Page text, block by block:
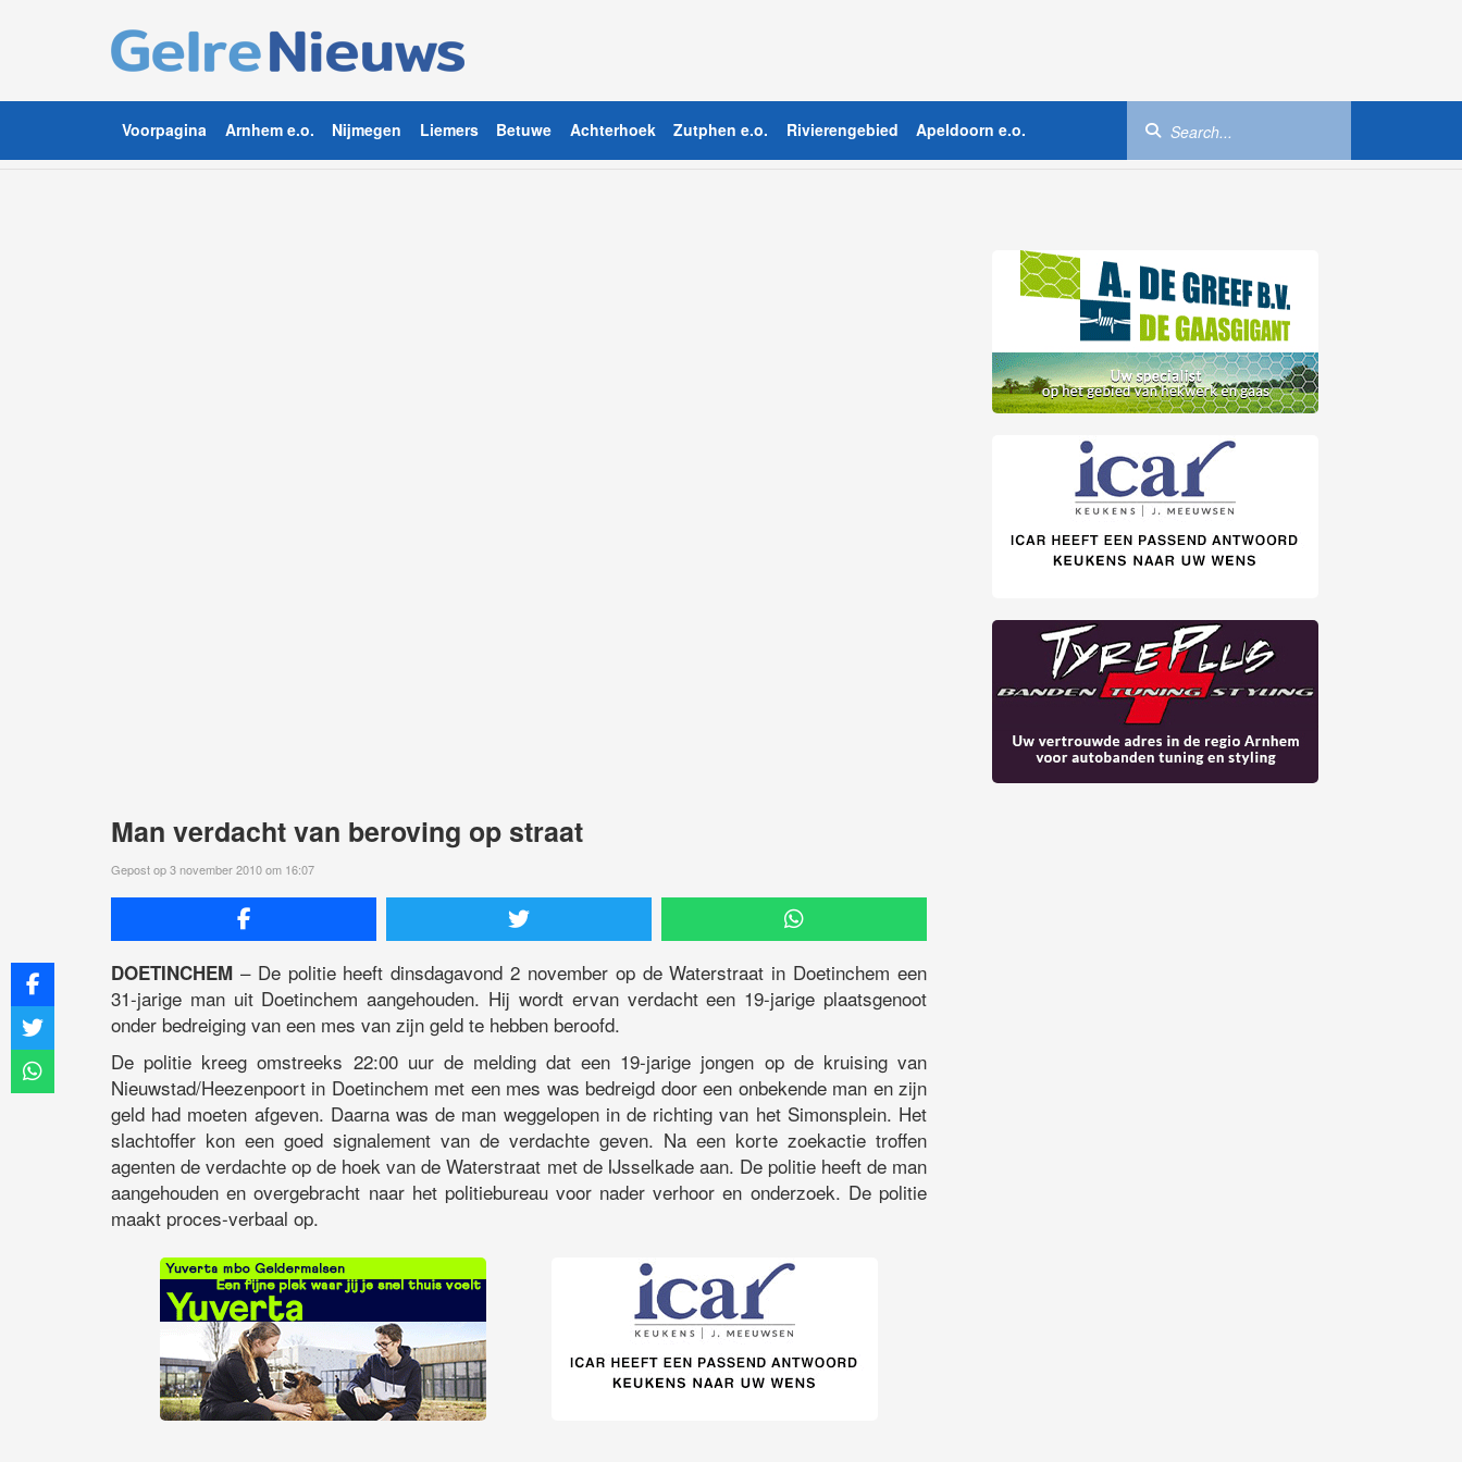
Voorpagina Arnhem e.o. Nijmegen Liemers Betuwe Achterhoek Zutphen e.o. Rivierengebied Apeldoorn e.o.
Man verdacht van beroving op straat
Gepost op 3 november 2010 om 16:07
DOETINCHEM – De politie heeft dinsdagavond 2 november op de Waterstraat in Doetinchem een
31-jarige man uit Doetinchem aangehouden. Hij wordt ervan verdacht een 19-jarige plaatsgenoot
onder bedreiging van een mes van zijn geld te hebben beroofd.
De politie kreeg omstreeks 22:00 uur de melding dat een 19-jarige jongen op de kruising van
Nieuwstad/Heezenpoort in Doetinchem met een mes was bedreigd door een onbekende man en zijn
geld had moeten afgeven. Daarna was de man weggelopen in de richting van het Simonsplein. Het
slachtoffer kon een goed signalement van de verdachte geven. Na een korte zoekactie troffen
agenten de verdachte op de hoek van de Waterstraat met de IJsselkade aan. De politie heeft de man
aangehouden en overgebracht naar het politiebureau voor nader verhoor en onderzoek. De politie
maakt proces-verbaal op.